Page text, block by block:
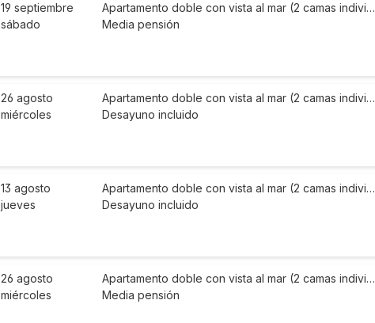
19 septiembre
sábado
Apartamento doble con vista al mar (2 camas indivi…
Media pensión
26 agosto
miércoles
Apartamento doble con vista al mar (2 camas indivi…
Desayuno incluido
13 agosto
jueves
Apartamento doble con vista al mar (2 camas indivi…
Desayuno incluido
26 agosto
miércoles
Apartamento doble con vista al mar (2 camas indivi…
Media pensión